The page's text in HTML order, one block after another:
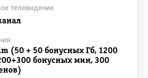
телевидение
(50 + 50 бонусных Гб, 1200
бонусных мин, 300